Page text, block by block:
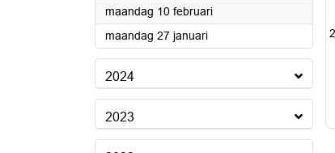
maandag 10 februari2025
maandag 27 januari2025
2024
2023